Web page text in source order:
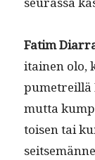
Fatim
itainen olo,
pume­treil­lä
mut­ta
toisen tai